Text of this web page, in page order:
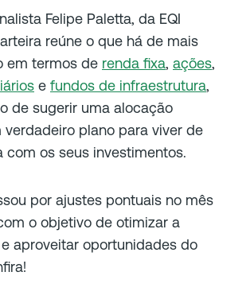
Felipe Paletta, da EQI
reúne o que há de mais
em termos de renda fixa, ações,
e fundos de infraestrutura,
de sugerir uma alocação
plano para viver de
com os seus investimentos.
por ajustes pontuais no mês
o objetivo de otimizar a
aproveitar oportunidades do